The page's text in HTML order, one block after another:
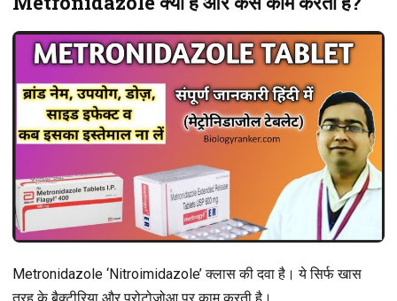
Metronidazole ‘Nitroimidazole’ क्लास की दवा है। ये सिर्फ खास